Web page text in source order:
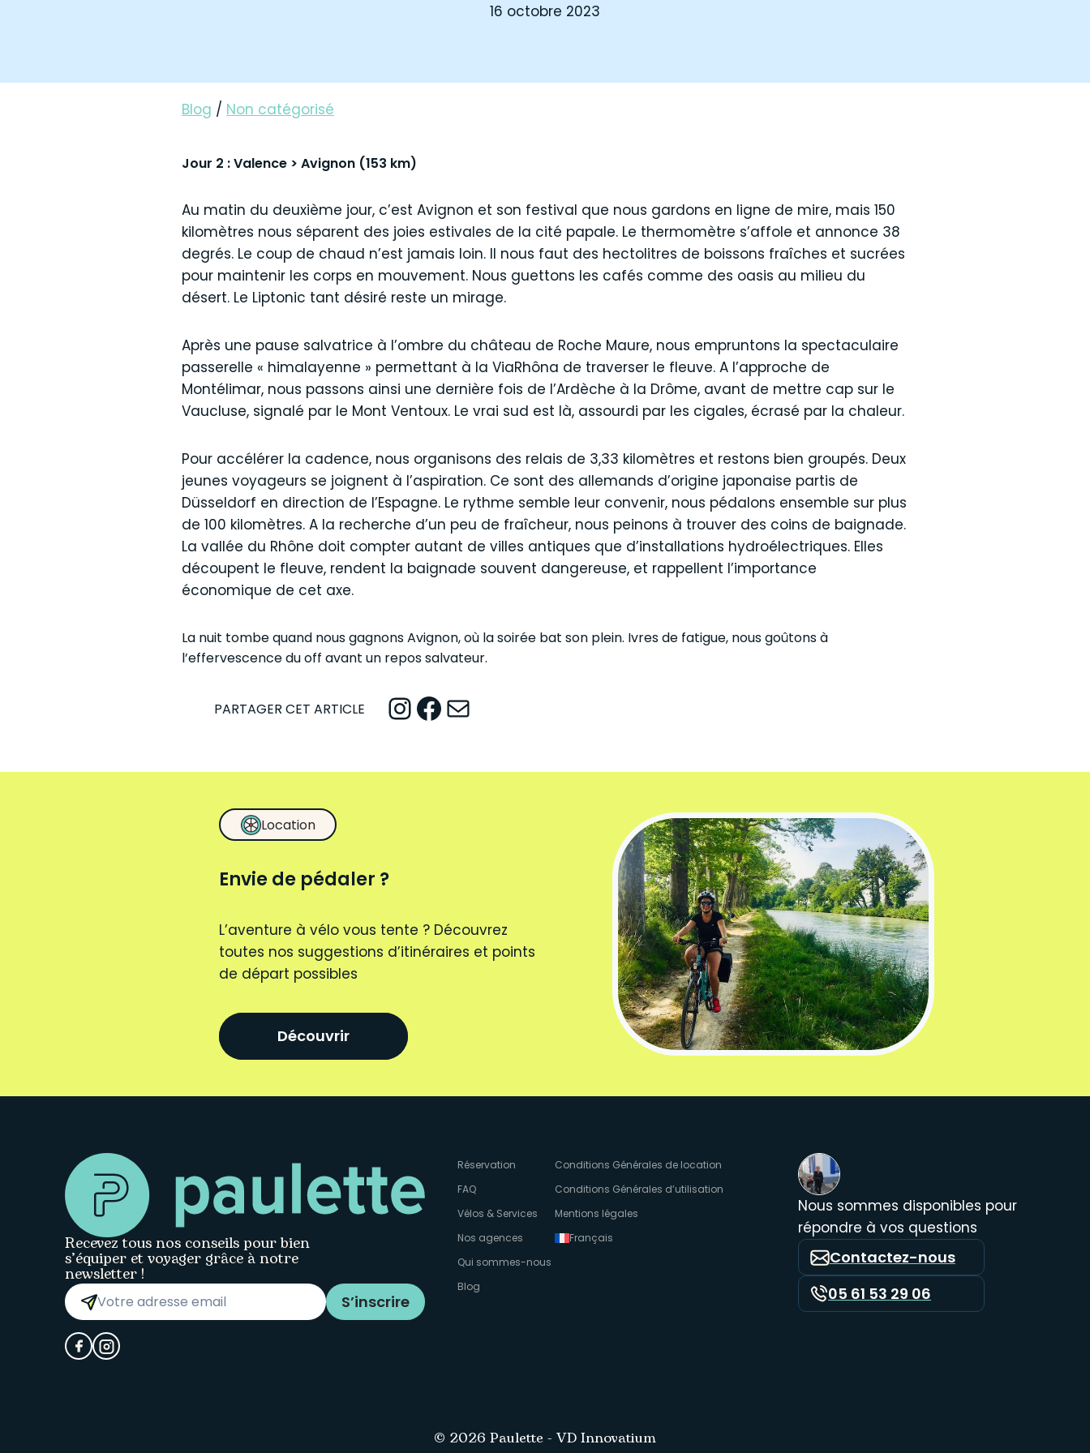
16 octobre 2023
Blog / Non catégorisé
Jour 2 : Valence > Avignon (153 km)
Au matin du deuxième jour, c’est Avignon et son festival que nous gardons en ligne de mire, mais 150
kilomètres nous séparent des joies estivales de la cité papale. Le thermomètre s’affole et annonce 38
degrés. Le coup de chaud n’est jamais loin. Il nous faut des hectolitres de boissons fraîches et sucrées
pour maintenir les corps en mouvement. Nous guettons les cafés comme des oasis au milieu du
désert. Le Liptonic tant désiré reste un mirage.
Après une pause salvatrice à l’ombre du château de Roche Maure, nous empruntons la spectaculaire
passerelle « himalayenne » permettant à la ViaRhôna de traverser le fleuve. A l’approche de
Montélimar, nous passons ainsi une dernière fois de l’Ardèche à la Drôme, avant de mettre cap sur le
Vaucluse, signalé par le Mont Ventoux. Le vrai sud est là, assourdi par les cigales, écrasé par la chaleur.
Pour accélérer la cadence, nous organisons des relais de 3,33 kilomètres et restons bien groupés. Deux
jeunes voyageurs se joignent à l’aspiration. Ce sont des allemands d’origine japonaise partis de
Düsseldorf en direction de l’Espagne. Le rythme semble leur convenir, nous pédalons ensemble sur plus
de 100 kilomètres. A la recherche d’un peu de fraîcheur, nous peinons à trouver des coins de baignade.
La vallée du Rhône doit compter autant de villes antiques que d’installations hydroélectriques. Elles
découpent le fleuve, rendent la baignade souvent dangereuse, et rappellent l’importance
économique de cet axe.
La nuit tombe quand nous gagnons Avignon, où la soirée bat son plein. Ivres de fatigue, nous goûtons à
l’effervescence du off avant un repos salvateur.
PARTAGER CET ARTICLE InstagramFacebook Mail
Location
Envie de pédaler ?
L’aventure à vélo vous tente ? Découvrez
toutes nos suggestions d’itinéraires et points
de départ possibles
Découvrir
Recevez tous nos conseils pour bien
s’équiper et voyager grâce à notre
newsletter !
S’inscrire
Réservation
FAQ
Vélos & Services
Nos agences
Qui sommes-nous
Blog
Conditions Générales de location
Conditions Générales d’utilisation
Mentions légales
Français
Nous sommes disponibles pour
répondre à vos questions
Contactez-nous
05 61 53 29 06
© 2026 Paulette - VD Innovatium